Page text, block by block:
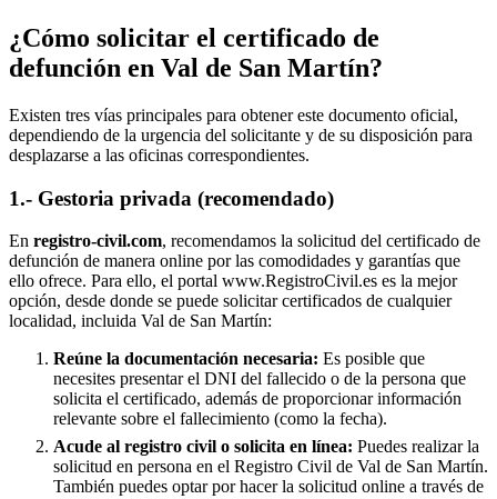
¿Cómo solicitar el certificado de
defunción en Val de San Martín?
Existen tres vías principales para obtener este documento oficial,
dependiendo de la urgencia del solicitante y de su disposición para
desplazarse a las oficinas correspondientes.
1.- Gestoria privada (recomendado)
En registro-civil.com, recomendamos la solicitud del certificado de
defunción de manera online por las comodidades y garantías que
ello ofrece. Para ello, el portal www.RegistroCivil.es es la mejor
opción, desde donde se puede solicitar certificados de cualquier
localidad, incluida Val de San Martín:
Reúne la documentación necesaria: Es posible que
necesites presentar el DNI del fallecido o de la persona que
solicita el certificado, además de proporcionar información
relevante sobre el fallecimiento (como la fecha).
Acude al registro civil o solicita en línea: Puedes realizar la
solicitud en persona en el Registro Civil de Val de San Martín.
También puedes optar por hacer la solicitud online a través de